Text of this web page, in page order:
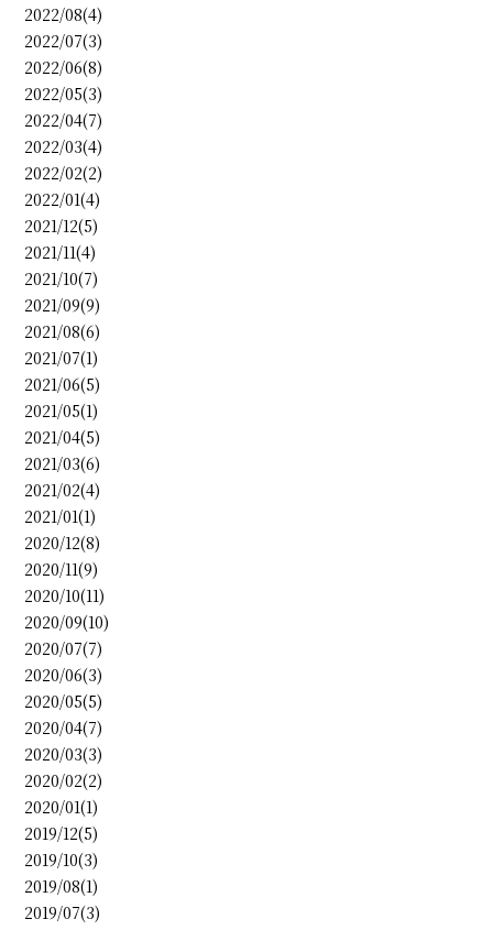
2022/08(4)
2022/07(3)
2022/06(8)
2022/05(3)
2022/04(7)
2022/03(4)
2022/02(2)
2022/01(4)
2021/12(5)
2021/11(4)
2021/10(7)
2021/09(9)
2021/08(6)
2021/07(1)
2021/06(5)
2021/05(1)
2021/04(5)
2021/03(6)
2021/02(4)
2021/01(1)
2020/12(8)
2020/11(9)
2020/10(11)
2020/09(10)
2020/07(7)
2020/06(3)
2020/05(5)
2020/04(7)
2020/03(3)
2020/02(2)
2020/01(1)
2019/12(5)
2019/10(3)
2019/08(1)
2019/07(3)